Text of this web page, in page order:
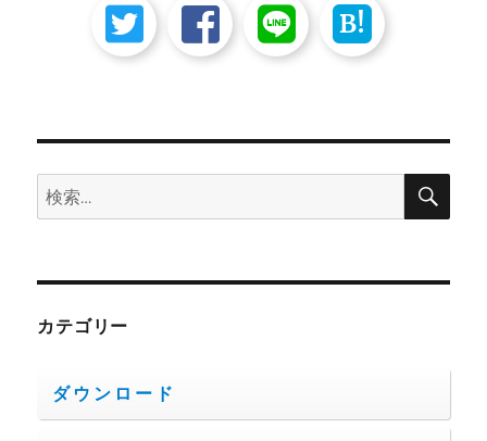
B!
検
索:
検
カテゴリー
ダウンロード